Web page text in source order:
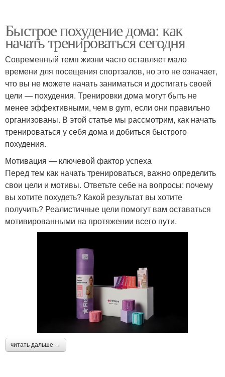
Быстрое похудение дома: как
начать тренироваться сегодня
Современный темп жизни часто оставляет мало
времени для посещения спортзалов, но это не означает,
что вы не можете начать заниматься и достигать своей
цели — похудения. Тренировки дома могут быть не
менее эффективными, чем в gym, если они правильно
организованы. В этой статье мы рассмотрим, как начать
тренироваться у себя дома и добиться быстрого
похудения.
Мотивация — ключевой фактор успеха
Перед тем как начать тренироваться, важно определить
свои цели и мотивы. Ответьте себе на вопросы: почему
вы хотите похудеть? Какой результат вы хотите
получить? Реалистичные цели помогут вам оставаться
мотивированными на протяжении всего пути.
читать дальше →